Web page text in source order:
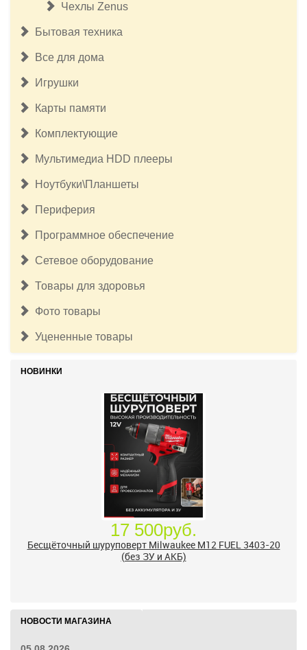
Чехлы Zenus
Бытовая техника
Все для дома
Игрушки
Карты памяти
Комплектующие
Мультимедиа HDD плееры
Ноутбуки\Планшеты
Периферия
Программное обеспечение
Сетевое оборудование
Товары для здоровья
Фото товары
Уцененные товары
НОВИНКИ
Бесщёточный шуруповерт Milwaukee M12 FUEL 3403-20
НОВОСТИ МАГАЗИНА